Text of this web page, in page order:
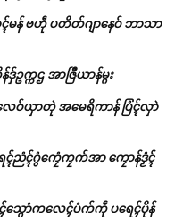
န် ဗဟဵု ပတိတ်ဂျာနေဝ် ဘာသာ
ကဌ အာဇြဳယာန်မ္ဂး
ေဝ်ယှာတုဲ အမေရိကာန် ပြံၚ်လှာဲ
ၚ်ညံၚ်ဂွံကၠေံကၠက်အာ ကၠောန်ဒၟံၚ်
သ္ဂောံကလေၚ်ပံက်ကဵု ပရေၚ်ပိုန်